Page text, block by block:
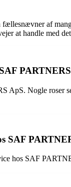
fællesnævner af
at handle med
ApS. Nogle roser
SAF
hos SAF